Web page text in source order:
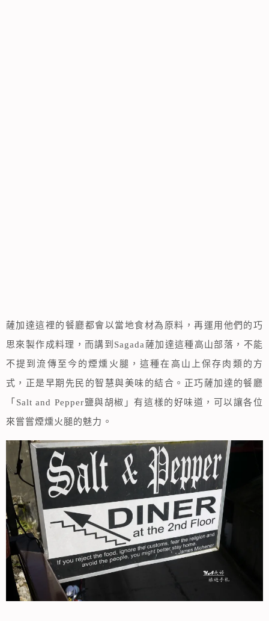
薩加達這裡的餐廳都會以當地食材為原料，再運用他們的巧
思來製作成料理，而講到Sagada薩加達這種高山部落，不能
不提到流傳至今的煙燻火腿，這種在高山上保存肉類的方
式，正是早期先民的智慧與美味的結合。正巧薩加達的餐廳
「Salt and Pepper鹽與胡椒」有這樣的好味道，可以讓各位
來嘗嘗煙燻火腿的魅力。